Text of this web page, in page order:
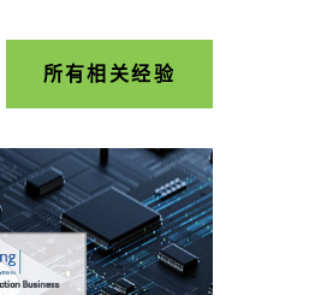
所有相关经验